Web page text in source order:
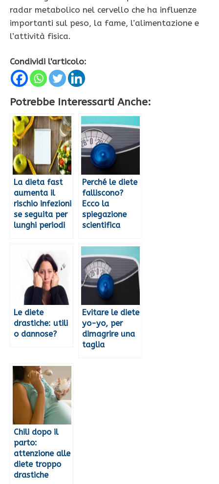
radar metabolico nel cervello che ha influenze
importanti sul peso, la fame, l’alimentazione e
l’attività fisica.
Condividi l'articolo:
Potrebbe Interessarti Anche:
La dieta fast
aumenta il
rischio infezioni
se seguita per
lunghi periodi
Perché le diete
falliscono?
Ecco la
spiegazione
scientifica
Le diete
drastiche: utili
o dannose?
Evitare le diete
yo-yo, per
dimagrire una
taglia
Chili dopo il
parto:
attenzione alle
diete troppo
drastiche